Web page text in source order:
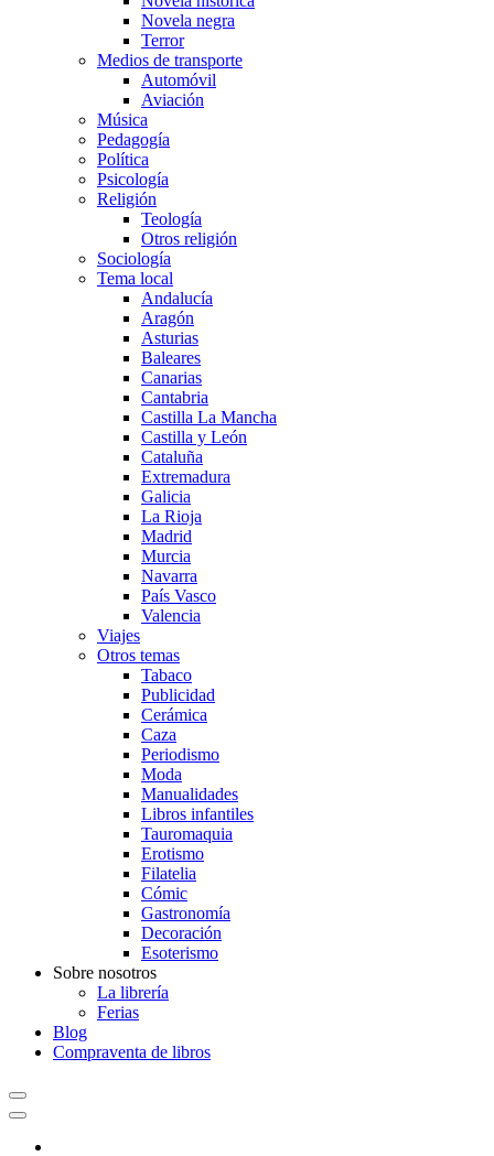
Novela negra
Terror
Medios de transporte
Automóvil
Aviación
Música
Pedagogía
Política
Psicología
Religión
Teología
Otros religión
Sociología
Tema local
Andalucía
Aragón
Asturias
Baleares
Canarias
Cantabria
Castilla La Mancha
Castilla y León
Cataluña
Extremadura
Galicia
La Rioja
Madrid
Murcia
Navarra
País Vasco
Valencia
Viajes
Otros temas
Tabaco
Publicidad
Cerámica
Caza
Periodismo
Moda
Manualidades
Libros infantiles
Tauromaquia
Erotismo
Filatelia
Cómic
Gastronomía
Decoración
Esoterismo
Sobre nosotros
La librería
Ferias
Blog
Compraventa de libros